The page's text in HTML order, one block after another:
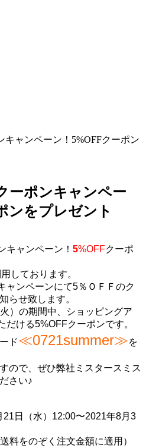
ーポンキャンペー
ンをプレゼント
キャンペーン！ 5%OFFクーポ
しております。
ャンペーンにて5％ＯＦＦのク
らせ致します。
）の期間中、ショッピングア
ける5%OFFクーポンです。
ド≪0721summer≫を
ので、ぜひ弊社ミスタースミス
さい♪
21日（水）12:00〜2021年8月3
料をのぞく注文金額に適用）